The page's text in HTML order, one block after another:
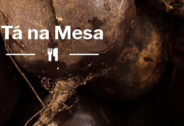
Tá na Mesa